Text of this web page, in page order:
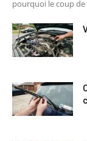
pourquoi le coup